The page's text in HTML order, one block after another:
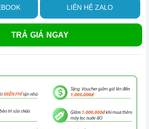
LIÊN HỆ ZALO
TRẢ GIÁ NGAY